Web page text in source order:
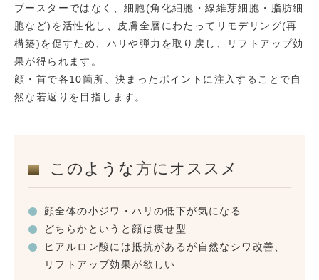
ブースターではなく、細胞(角化細胞・線維芽細胞・脂肪細
胞など)を活性化し、皮膚全層にわたってリモデリング(再
構築)を促すため、ハリや弾力を取り戻し、リフトアップ効
果が得られます。
顔・首で各10箇所、決まったポイントに注入することで自
然な若返りを目指します。
このような方にオススメ
顔全体の小ジワ・ハリの低下が気になる
どちらかというと顔は痩せ型
ヒアルロン酸には抵抗があるが自然なシワ改善、
リフトアップ効果が欲しい